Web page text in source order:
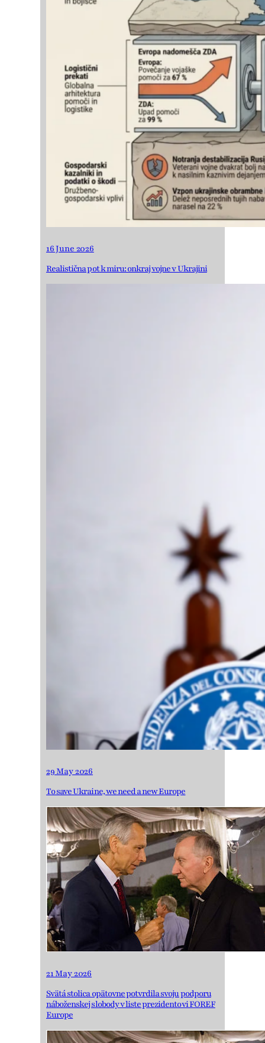
16 June 2026
Realistična pot k miru: onkraj vojne v Ukrajini
29 May 2026
To save Ukraine, we need a new Europe
21 May 2026
Svätá stolica opätovne potvrdila svoju podporu
náboženskej slobody v liste prezidentovi FOREF
Europe